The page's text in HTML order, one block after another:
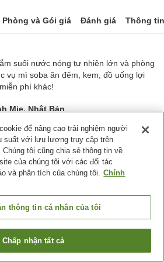
Phòng và Gói giá Đánh giá Thông
suối nước nóng tự nhiên lớn và phòng
vụ mì soba ăn đêm, kem, đồ uống lợi
phí khác!
Mie, Nhật Bản
947 lượt
Nhà hàng
Tìm phòng trống
để nâng cao trải nghiệm người
suất với lưu lượng truy cập trên
tôi cũng chia sẻ thông tin về
của chúng tôi với các đối tác
và phân tích của chúng tôi. Chính
thông tin cá nhân của tôi
Chấp nhận tất cả